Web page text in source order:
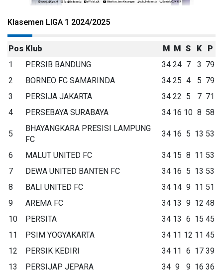
Klasemen LIGA 1 2024/2025
Pos Klub M M S K
P
1
PERSIB BANDUNG 34 24 7 3 79
2
BORNEO FC SAMARINDA 34 25 4 5 79
3
PERSIJA JAKARTA 34 22 5 7 71
4
PERSEBAYA SURABAYA 34 16 10 8 58
5
BHAYANGKARA PRESISI LAMPUNG
FC
34 16 5 13 53
6 MALUT UNITED FC 34 15 8 11 53
7
DEWA UNITED BANTEN FC 34 16 5 13 53
8
BALI UNITED FC 34 14 9 11 51
9
AREMA FC 34 13 9 12 48
10
PERSITA 34 13 6 15 45
11
PSIM YOGYAKARTA 34 11 12 11 45
12
PERSIK KEDIRI 34 11 6 17 39
13
PERSIJAP JEPARA 34 9 9 16 36